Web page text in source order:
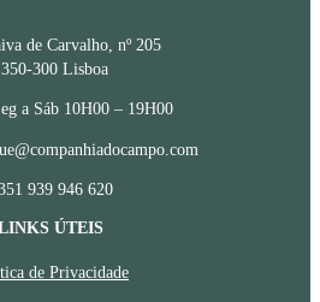
ÚTEIS
de Privacidade
de Carvalho, nº 205
300 Lisboa
a Sáb 10H00 – 19H00
939 946 620